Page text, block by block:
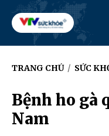
TRANG CHỦ / SỨC
Bệnh ho gà
Nam